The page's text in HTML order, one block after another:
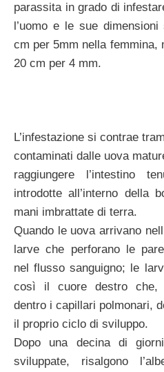
parassita in grado di
l’uomo e le sue
cm per 5mm nella femmina,
20 cm per 4 mm.
L’infestazione si contrae
contaminati dalle uova
raggiungere l’intestino
introdotte all’interno della
mani imbrattate di terra.
Quando le uova arrivano
larve che perforano le
nel flusso sanguigno; le
così il cuore destro che,
dentro i capillari polmonari,
il proprio ciclo di sviluppo.
Dopo una decina di
sviluppate, risalgono